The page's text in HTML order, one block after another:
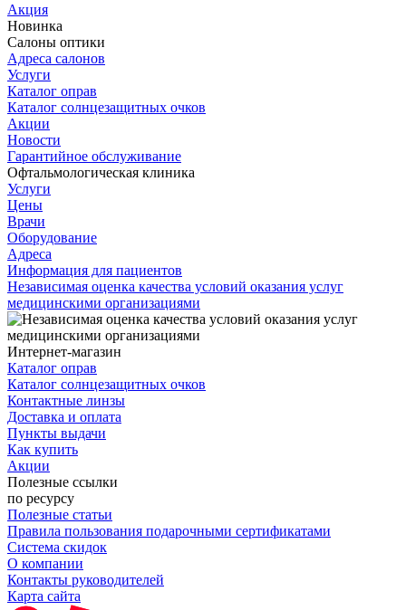
Акция
Новинка
Салоны оптики
Адреса салонов
Услуги
Каталог оправ
Каталог солнцезащитных очков
Акции
Новости
Гарантийное обслуживание
Офтальмологическая клиника
Услуги
Цены
Врачи
Оборудование
Адреса
Информация для пациентов
Независимая оценка качества условий оказания услуг
медицинскими организациями
Интернет-магазин
Каталог оправ
Каталог солнцезащитных очков
Контактные линзы
Доставка и оплата
Пункты выдачи
Как купить
Акции
Полезные ссылки
по ресурсу
Полезные статьи
Правила пользования подарочными сертификатами
Система скидок
О компании
Контакты руководителей
Карта сайта